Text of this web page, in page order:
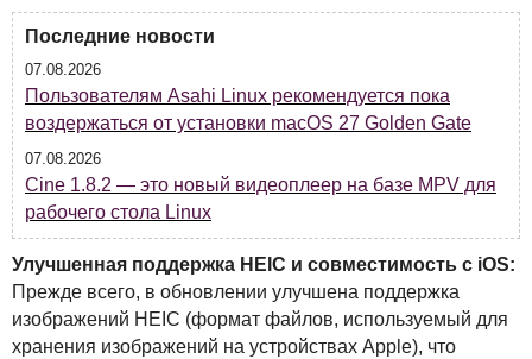
Последние новости
07.08.2026
Пользователям Asahi Linux рекомендуется пока
воздержаться от установки macOS 27 Golden Gate
07.08.2026
Cine 1.8.2 — это новый видеоплеер на базе MPV для
рабочего стола Linux
Улучшенная поддержка HEIC и совместимость с iOS:
Прежде всего, в обновлении улучшена поддержка
изображений HEIC (формат файлов, используемый для
хранения изображений на устройствах Apple), что